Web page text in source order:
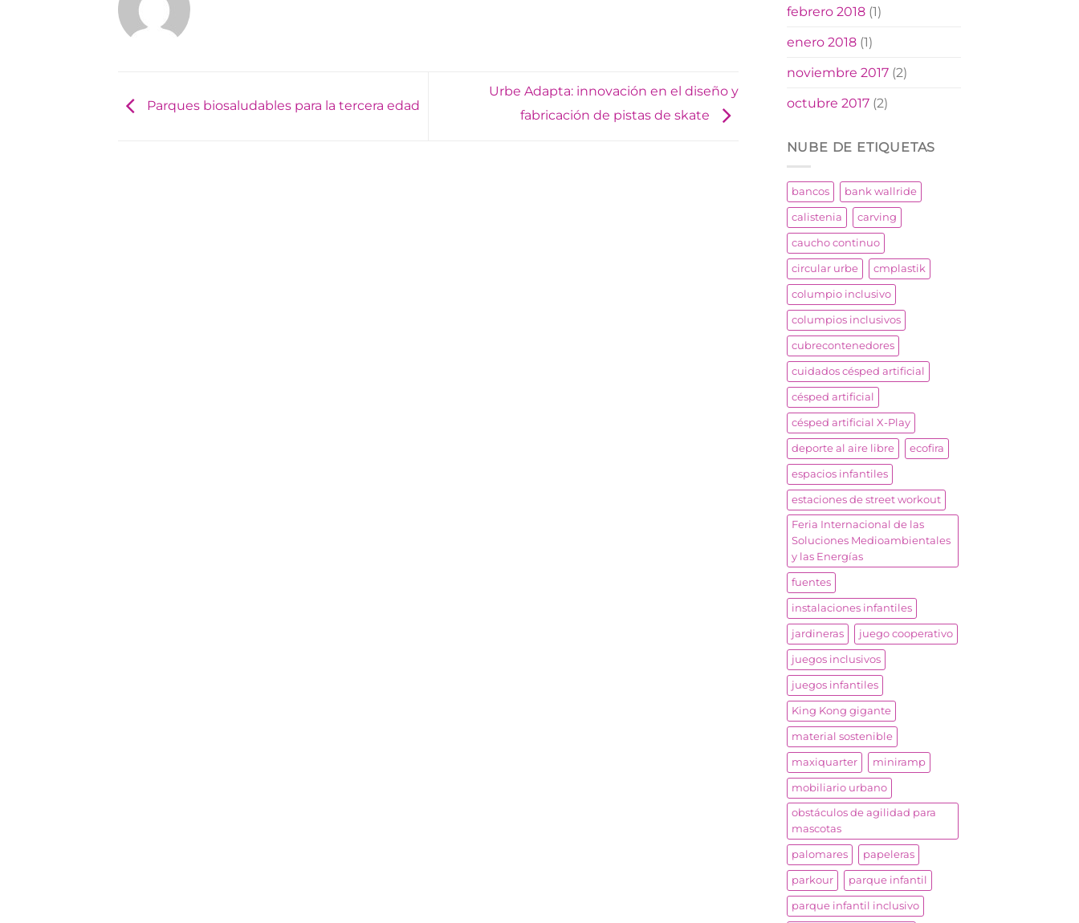
Parques biosaludables para la tercera edad
Urbe Adapta: innovación en el diseño y
fabricación de pistas de skate
febrero 2018(1)
enero 2018(1)
noviembre 2017(2)
octubre 2017(2)
NUBE DE ETIQUETAS
bancos bank wallride
calistenia carving
caucho continuo
circular urbe cmplastik
columpio inclusivo
columpios inclusivos
cubrecontenedores
cuidados césped artificial
césped artificial
césped artificial X-Play
deporte al aire libre ecofira
espacios infantiles
estaciones de street workout
Feria Internacional de las
Soluciones Medioambientales
y las Energías
fuentes
instalaciones infantiles
jardineras juego cooperativo
juegos inclusivos
juegos infantiles
King Kong gigante
material sostenible
maxiquarter miniramp
mobiliario urbano
obstáculos de agilidad para
mascotas
palomares papeleras
parkour parque infantil
parque infantil inclusivo